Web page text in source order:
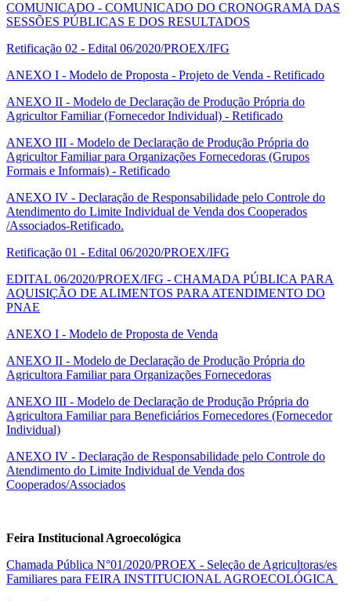
COMUNICADO - COMUNICADO DO CRONOGRAMA DAS
SESSÕES PÚBLICAS E DOS RESULTADOS
Retificação 02 - Edital 06/2020/PROEX/IFG
ANEXO I - Modelo de Proposta - Projeto de Venda - Retificado
ANEXO II - Modelo de Declaração de Produção Própria do
Agricultor Familiar (Fornecedor Individual) - Retificado
ANEXO III - Modelo de Declaração de Produção Própria do
Agricultor Familiar para Organizações Fornecedoras (Grupos
Formais e Informais) - Retificado
ANEXO IV - Declaração de Responsabilidade pelo Controle do
Atendimento do Limite Individual de Venda dos Cooperados
/Associados-Retificado.
Retificação 01 - Edital 06/2020/PROEX/IFG
EDITAL 06/2020/PROEX/IFG - CHAMADA PÚBLICA PARA
AQUISIÇÃO DE ALIMENTOS PARA ATENDIMENTO DO
PNAE
ANEXO I - Modelo de Proposta de Venda
ANEXO II - Modelo de Declaração de Produção Própria do
Agricultora Familiar para Organizações Fornecedoras
ANEXO III - Modelo de Declaração de Produção Própria do
Agricultora Familiar para Beneficiários Fornecedores (Fornecedor
Individual)
ANEXO IV - Declaração de Responsabilidade pelo Controle do
Atendimento do Limite Individual de Venda dos
Cooperados/Associados
Feira Institucional Agroecológica
Chamada Pública N°01/2020/PROEX - Seleção de Agricultoras/es
Familiares para FEIRA INSTITUCIONAL AGROECOLÓGICA